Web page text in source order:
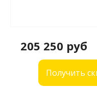
205 250 руб
Получить